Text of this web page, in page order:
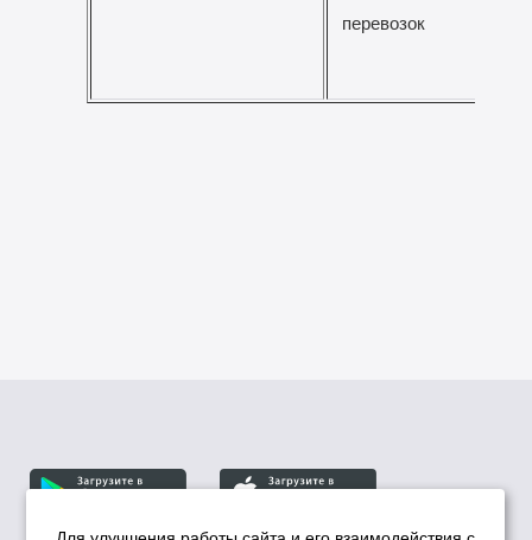
перевозок